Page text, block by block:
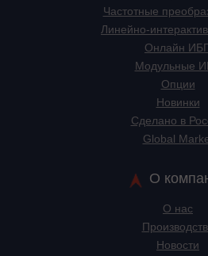
Частотные
Линейно-
Онлайн
Модульные
Опции
Новинки
Сделано в
Global
О
О нас
Новости